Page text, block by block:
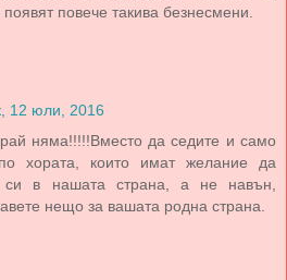
повече такива безнесмени.
12 юли, 2016
няма!!!!!Вместо да седите и само
хората, които имат желание да
си в нашата страна, а не навън,
нещо за вашата родна страна.